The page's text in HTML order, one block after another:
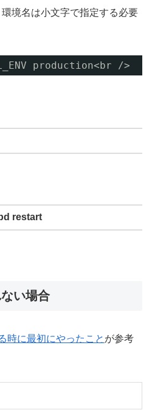
境名は小文字で指定する必要
production<br />
restart
い場合
時に最初にやったこと が参考